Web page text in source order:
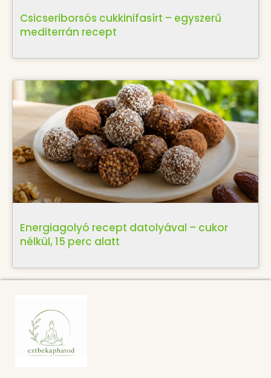
Csicseriborsós cukkinifasírt – egyszerű
mediterrán recept
Energiagolyó recept datolyával – cukor
nélkül, 15 perc alatt